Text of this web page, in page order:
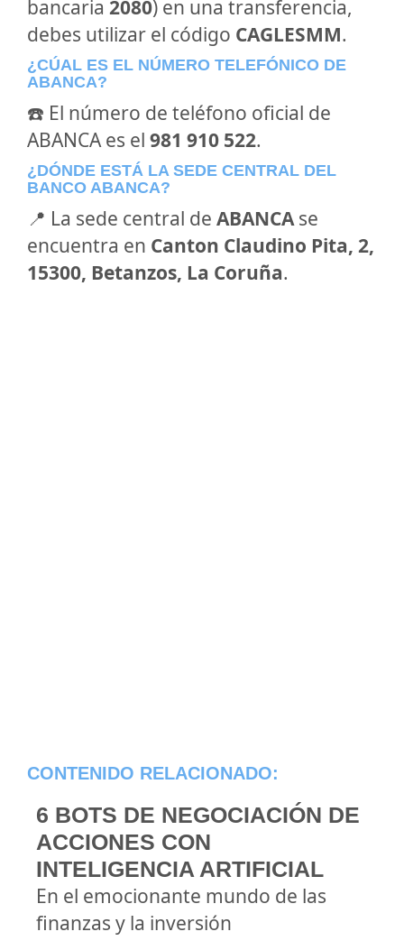
bancaria 2080) en una transferencia,
debes utilizar el código CAGLESMM.
¿CÚAL ES EL NÚMERO TELEFÓNICO DE
ABANCA?
☎️ El número de teléfono oficial de
ABANCA es el 981 910 522.
¿DÓNDE ESTÁ LA SEDE CENTRAL DEL
BANCO ABANCA?
📍 La sede central de ABANCAse
encuentra en Canton Claudino Pita, 2,
15300, Betanzos, La Coruña.
CONTENIDO RELACIONADO:
6 BOTS DE NEGOCIACIÓN DE
ACCIONES CON
INTELIGENCIA ARTIFICIAL
En el emocionante mundo de las
finanzas y la inversión